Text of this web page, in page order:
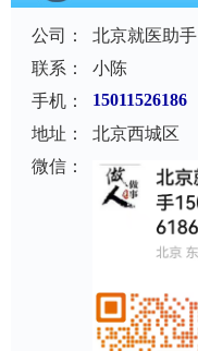
公司：
北京就医助手
联系：
小陈
手机：
15011526186
地址：
北京西城区
微信：